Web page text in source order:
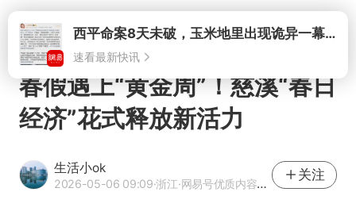
打开西平命案8天未破，玉米地里出现诡异一幕，我突然想起了欧金中
速看最新快讯
春假遇上“黄金周”！慈溪“春日
经济”花式释放新活力
生活小ok
2026-05-06 09:09·浙江·网易号优质内容创作者
关注